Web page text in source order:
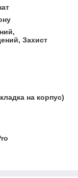
Захист
на корпус)